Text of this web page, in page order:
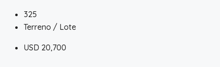
325
Terreno / Lote
USD 20,700